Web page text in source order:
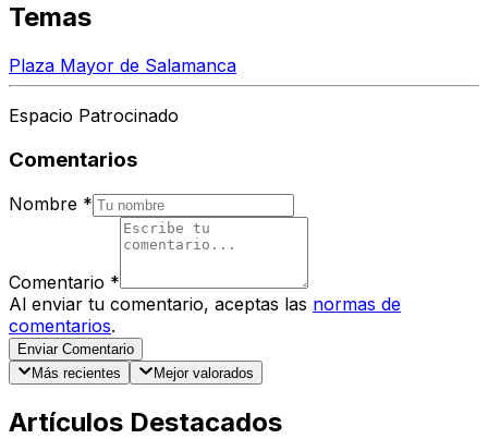
Temas
Plaza Mayor de Salamanca
Espacio Patrocinado
Comentarios
Nombre *
Comentario *
Al enviar tu comentario, aceptas las normas de
comentarios.
Enviar Comentario
Más recientes
Mejor valorados
Artículos Destacados